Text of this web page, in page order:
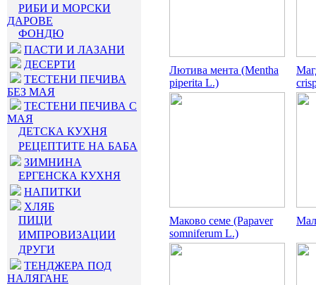
РИБИ И МОРСКИ
ДАРОВЕ
ФОНДЮ
ПАСТИ И ЛАЗАНИ
ДЕСЕРТИ
ТЕСТЕНИ ПЕЧИВА
БЕЗ МАЯ
ТЕСТЕНИ ПЕЧИВА С
МАЯ
ДЕТСКА КУХНЯ
РЕЦЕПТИТЕ НА БАБА
ЗИМНИНА
ЕРГЕНСКА КУХНЯ
НАПИТКИ
ХЛЯБ
ПИЦИ
ИМПРОВИЗАЦИИ
ДРУГИ
ТЕНДЖЕРА ПОД
НАЛЯГАНЕ
Лютива мента (Mentha
piperita L.)
Маково семе (Papaver
somniferum L.)